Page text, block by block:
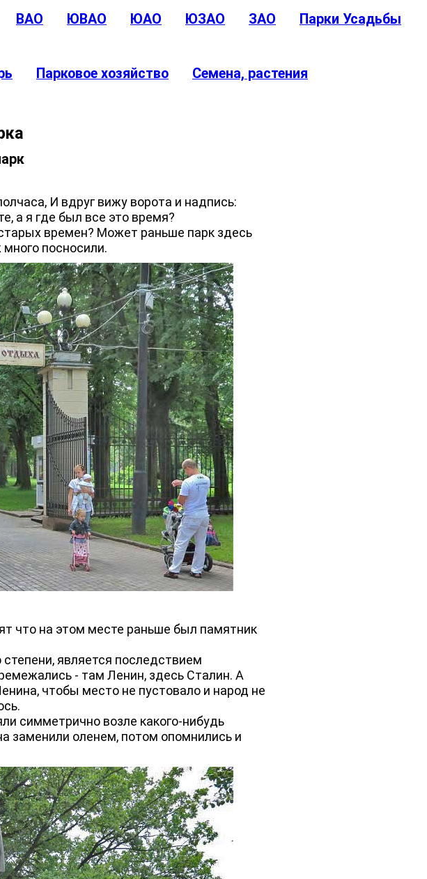
ВАО ЮВАО ЮАО ЮЗАО ЗАО
Парки Усадьбы
Парковое хозяйство
Семена, растения
И вдруг вижу ворота и надпись:
а я где был все это время?
времен? Может раньше парк здесь
посносили.
что на этом месте раньше был памятник
является последствием
- там Ленин, здесь Сталин. А
чтобы место не пустовало и народ не
симметрично возле какого-нибудь
заменили оленем, потом опомнились и